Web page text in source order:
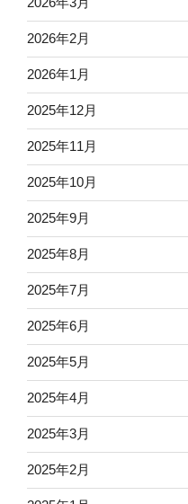
2026年2月
2026年1月
2025年12月
2025年11月
2025年10月
2025年9月
2025年8月
2025年7月
2025年6月
2025年5月
2025年4月
2025年3月
2025年2月